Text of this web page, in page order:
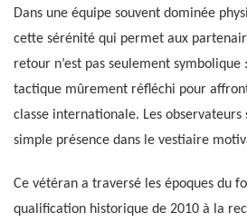
Dans une équipe souvent dominée
cette sérénité qui permet aux
retour n’est pas seulement symbolique
tactique mûrement réfléchi pour
classe internationale. Les observateurs
simple présence dans le vestiaire
Ce vétéran a traversé les époques du
qualification historique de 2010 à la